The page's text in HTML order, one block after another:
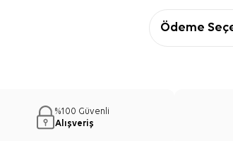
Ödeme
%100 Güvenli
Alışveriş